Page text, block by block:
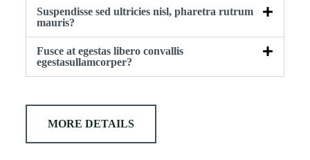
Suspendisse sed ultricies nisl, pharetra rutrum
mauris?
Fusce at egestas libero convallis
egestasullamcorper?
MORE DETAILS